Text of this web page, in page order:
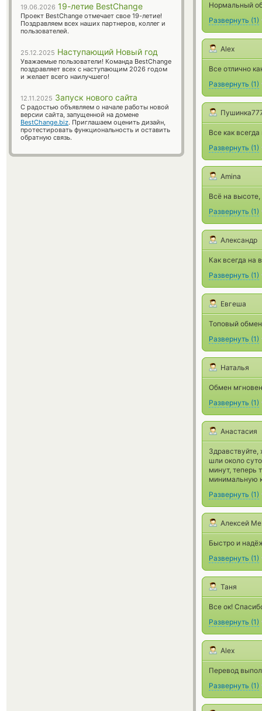
Нормальный
Развернуть (1)
Alex
Все отлично
Развернуть (1)
Все как
Развернуть (1)
Amina
Всё на
Развернуть (1)
Александр
Как всегда на
Развернуть (1)
Евгеша
Топовый
Развернуть (1)
Наталья
Обмен
Развернуть (1)
Анастасия
шли около
минут, теперь
минимальную
Развернуть (1)
Алексей
Быстро и
Развернуть (1)
Таня
Все ок!
Развернуть (1)
Alex
Перевод
Развернуть (1)
19.06.2026 19-летие BestChange
Проект BestChange отмечает свое 19-летие!
Поздравляем всех наших партнеров, коллег и
пользователей.
25.12.2025 Наступающий Новый год
Уважаемые пользователи! Команда BestChange
поздравляет всех с наступающим 2026 годом
и желает всего наилучшего!
12.11.2025 Запуск нового сайта
С радостью объявляем о начале работы новой
версии сайта, запущенной на домене
BestChange.biz. Приглашаем оценить дизайн,
протестировать функциональность и оставить
обратную связь.